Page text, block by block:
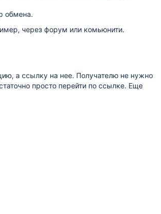
обмена.
через форум или комьюнити.
а ссылку на нее. Получателю не нужно
просто перейти по ссылке. Еще